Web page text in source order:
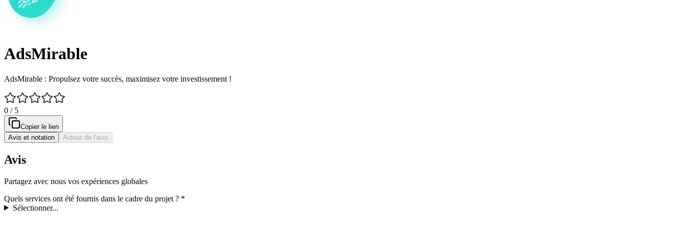
AdsMirable
AdsMirable : Propulsez votre succès, maximisez votre investissement !
0 / 5
Copier le lien
Avis et notation
Auteur de l'avis
Avis
Partagez avec nous vos expériences globales
Quels services ont été fournis dans le cadre du projet ? *
Sélectionner...